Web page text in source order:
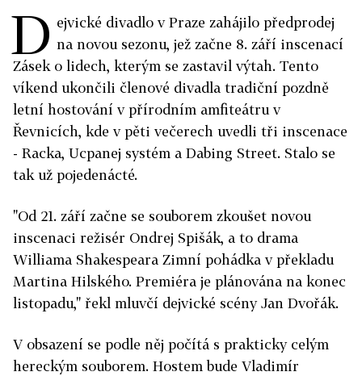
D ejvické divadlo v Praze zahájilo předprodej
na novou sezonu, jež začne 8. září inscenací
Zásek o lidech, kterým se zastavil výtah. Tento
víkend ukončili členové divadla tradiční pozdně
letní hostování v přírodním amfiteátru v
Řevnicích, kde v pěti večerech uvedli tři inscenace
- Racka, Ucpanej systém a Dabing Street. Stalo se
tak už pojedenácté.
"Od 21. září začne se souborem zkoušet novou
inscenaci režisér Ondrej Spišák, a to drama
Williama Shakespeara Zimní pohádka v překladu
Martina Hilského. Premiéra je plánována na konec
listopadu," řekl mluvčí dejvické scény Jan Dvořák.
V obsazení se podle něj počítá s prakticky celým
hereckým souborem. Hostem bude Vladimír